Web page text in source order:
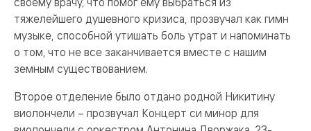
тяжелейшего душевного кризиса, прозвучал как гимн
музыке, способной утишать боль утрат и напоминать
о том, что не все заканчивается вместе с нашим
земным существованием.
Второе отделение было отдано родной Никитину
виолончели – прозвучал Концерт си минор для